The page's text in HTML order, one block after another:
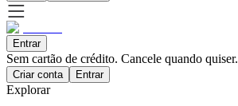
Entrar
Sem cartão de crédito. Cancele quando quiser.
Criar conta Entrar
Explorar